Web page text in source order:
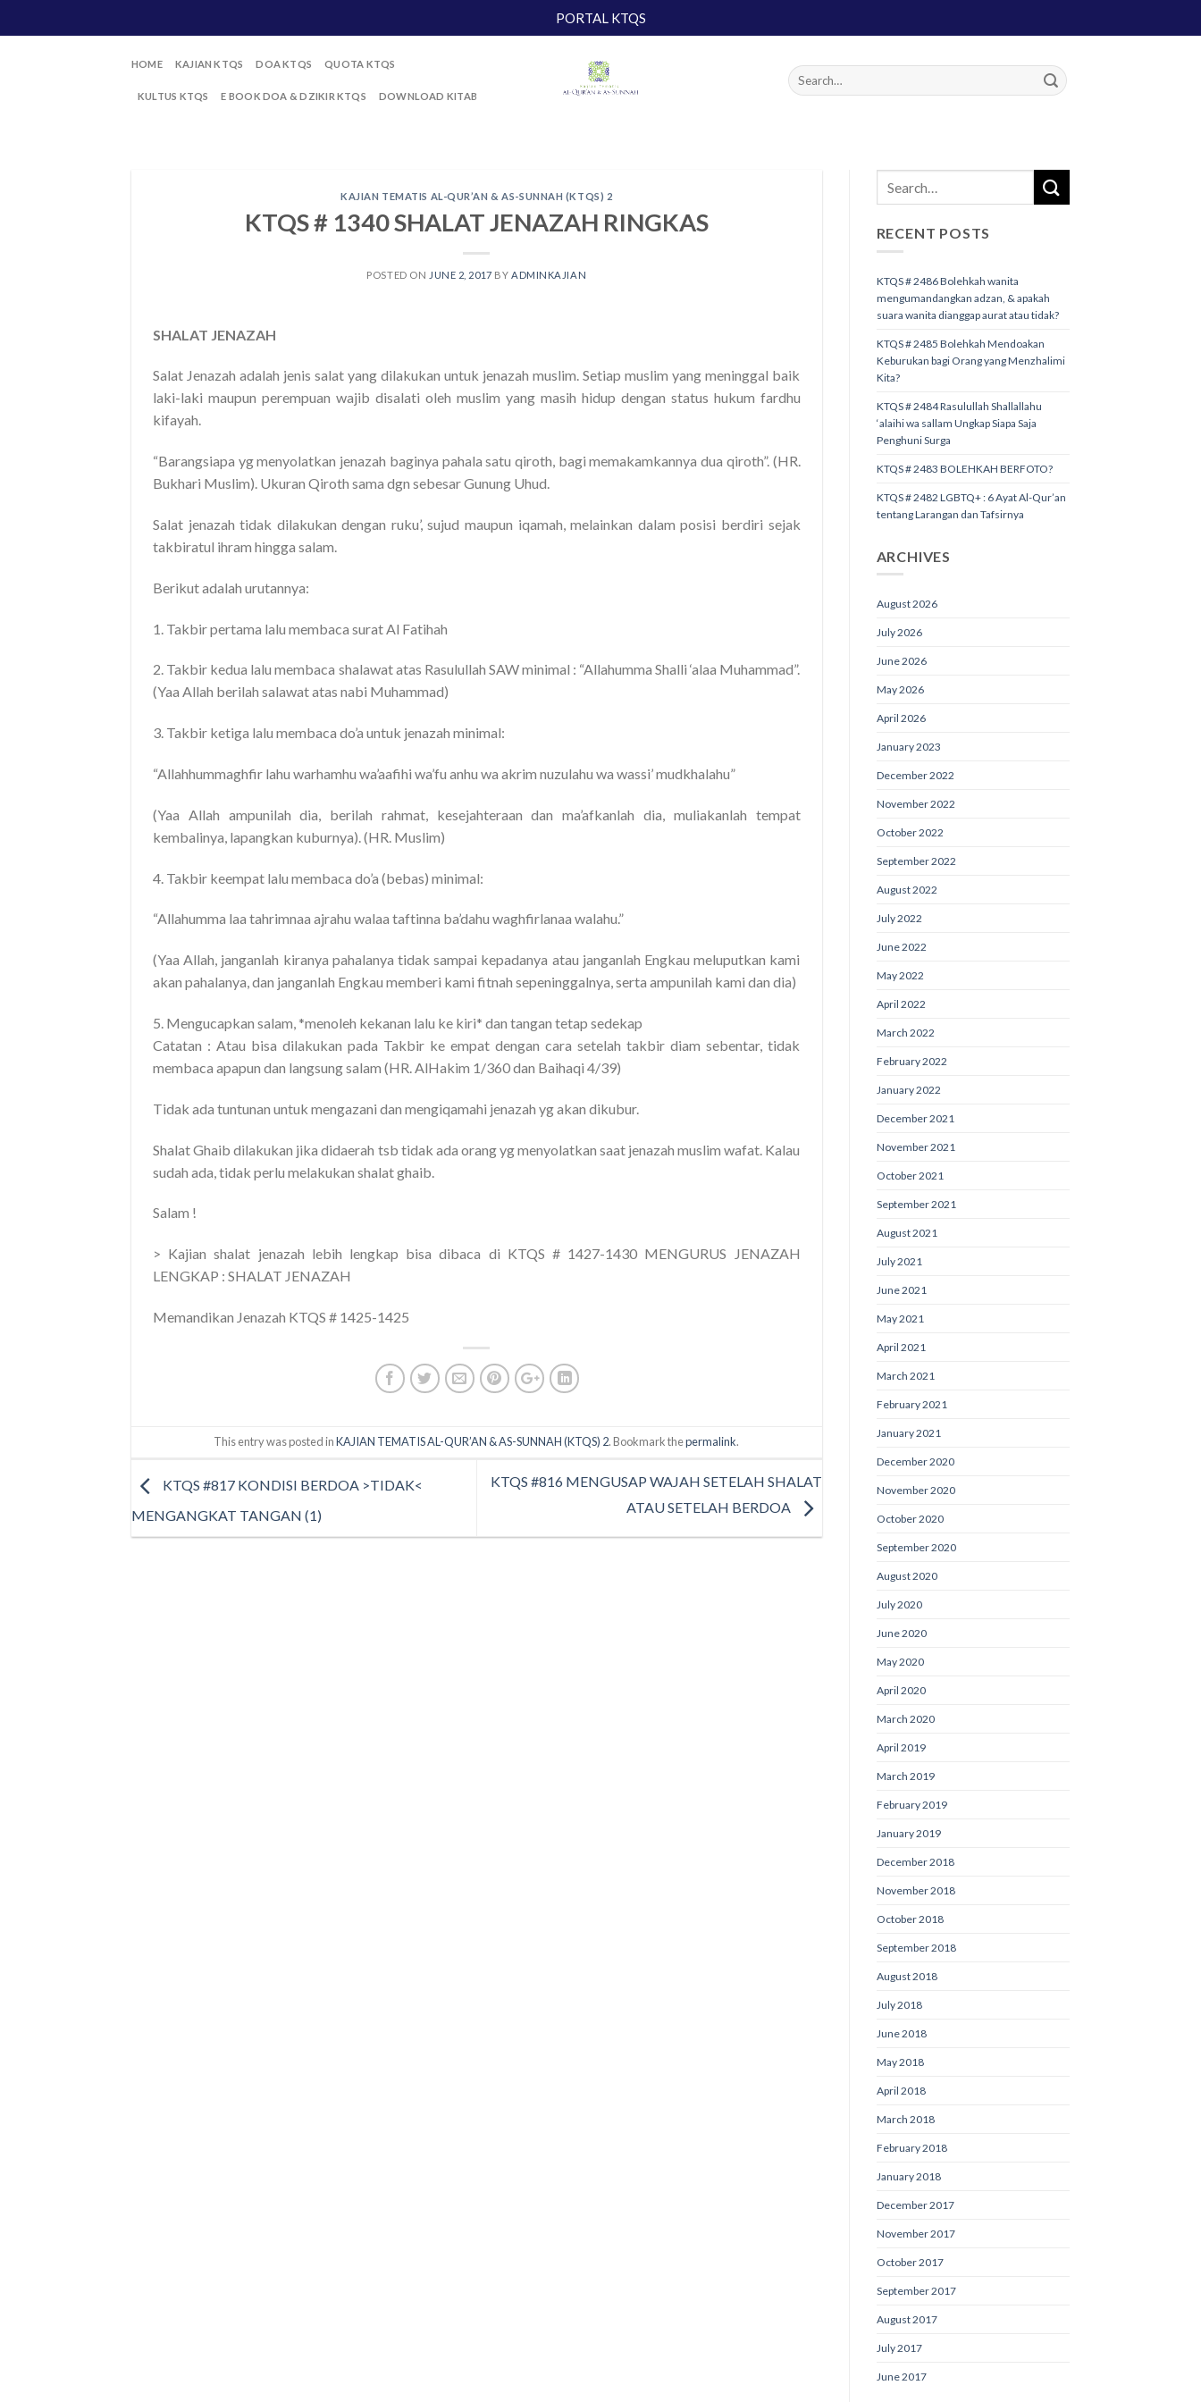
to
PORTAL KTQS
HOME KAJIAN KTQS DOA KTQS QUOTA KTQS
KULTUS KTQS E BOOK DOA & DZIKIR KTQS DOWNLOAD KITAB
KAJIAN TEMATIS AL-QUR’AN & AS-SUNNAH (KTQS) 2
KTQS # 1340 SHALAT JENAZAH RINGKAS
POSTED ON JUNE 2, 2017 BY ADMINKAJIAN
SHALAT JENAZAH
Salat Jenazah adalah jenis salat yang dilakukan untuk jenazah muslim. Setiap muslim yang meninggal baik
laki-laki maupun perempuan wajib disalati oleh muslim yang masih hidup dengan status hukum fardhu
kifayah.
“Barangsiapa yg menyolatkan jenazah baginya pahala satu qiroth, bagi memakamkannya dua qiroth”. (HR.
Bukhari Muslim). Ukuran Qiroth sama dgn sebesar Gunung Uhud.
Salat jenazah tidak dilakukan dengan ruku’, sujud maupun iqamah, melainkan dalam posisi berdiri sejak
takbiratul ihram hingga salam.
Berikut adalah urutannya:
1. Takbir pertama lalu membaca surat Al Fatihah
2. Takbir kedua lalu membaca shalawat atas Rasulullah SAW minimal : “Allahumma Shalli ‘alaa Muhammad”.
(Yaa Allah berilah salawat atas nabi Muhammad)
3. Takbir ketiga lalu membaca do’a untuk jenazah minimal:
“Allahhummaghfir lahu warhamhu wa’aafihi wa’fu anhu wa akrim nuzulahu wa wassi’ mudkhalahu”
(Yaa Allah ampunilah dia, berilah rahmat, kesejahteraan dan ma’afkanlah dia, muliakanlah tempat
kembalinya, lapangkan kuburnya). (HR. Muslim)
4. Takbir keempat lalu membaca do’a (bebas) minimal:
“Allahumma laa tahrimnaa ajrahu walaa taftinna ba’dahu waghfirlanaa walahu.”
(Yaa Allah, janganlah kiranya pahalanya tidak sampai kepadanya atau janganlah Engkau meluputkan kami
akan pahalanya, dan janganlah Engkau memberi kami fitnah sepeninggalnya, serta ampunilah kami dan dia)
5. Mengucapkan salam, *menoleh kekanan lalu ke kiri* dan tangan tetap sedekap‎
Catatan : Atau bisa dilakukan pada Takbir ke empat dengan cara setelah takbir diam sebentar, tidak
membaca apapun dan langsung salam (HR. AlHakim 1/360 dan Baihaqi 4/39)
Tidak ada tuntunan untuk mengazani dan mengiqamahi jenazah yg akan dikubur.
Shalat Ghaib dilakukan jika didaerah tsb tidak ada orang yg menyolatkan saat jenazah muslim wafat. Kalau
sudah ada, tidak perlu melakukan shalat ghaib.
Salam !‎
> Kajian shalat jenazah lebih lengkap bisa dibaca di KTQS # 1427-1430 MENGURUS JENAZAH
LENGKAP : SHALAT JENAZAH
Memandikan Jenazah KTQS # 1425-1425
This entry was posted inKAJIAN TEMATIS AL-QUR’AN & AS-SUNNAH (KTQS) 2. Bookmark thepermalink.
KTQS #817 KONDISI BERDOA >TIDAK<
MENGANGKAT TANGAN (1)
KTQS #816 MENGUSAP WAJAH SETELAH SHALAT
ATAU SETELAH BERDOA
RECENT POSTS
KTQS # 2486 Bolehkah wanita
mengumandangkan adzan, & apakah
suara wanita dianggap aurat atau tidak?
KTQS # 2485 Bolehkah Mendoakan
Keburukan bagi Orang yang Menzhalimi
Kita?
KTQS # 2484 Rasulullah Shallallahu
‘alaihi wa sallam Ungkap Siapa Saja
Penghuni Surga
KTQS # 2483 BOLEHKAH BERFOTO?
KTQS # 2482 LGBTQ+ : 6 Ayat Al-Qur’an
tentang Larangan dan Tafsirnya
ARCHIVES
August 2026
July 2026
June 2026
May 2026
April 2026
January 2023
December 2022
November 2022
October 2022
September 2022
August 2022
July 2022
June 2022
May 2022
April 2022
March 2022
February 2022
January 2022
December 2021
November 2021
October 2021
September 2021
August 2021
July 2021
June 2021
May 2021
April 2021
March 2021
February 2021
January 2021
December 2020
November 2020
October 2020
September 2020
August 2020
July 2020
June 2020
May 2020
April 2020
March 2020
April 2019
March 2019
February 2019
January 2019
December 2018
November 2018
October 2018
September 2018
August 2018
July 2018
June 2018
May 2018
April 2018
March 2018
February 2018
January 2018
December 2017
November 2017
October 2017
September 2017
August 2017
July 2017
June 2017